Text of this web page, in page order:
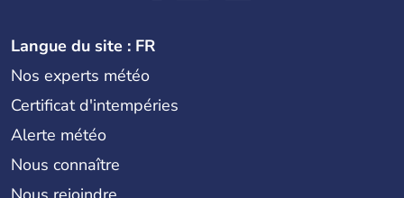
Langue du site : FR
Nos experts météo
Certificat d'intempéries
Alerte météo
Nous connaître